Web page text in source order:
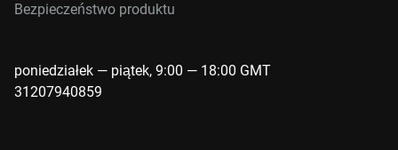
Bezpieczeństwo produktu
poniedziałek — piątek, 9:00 — 18:00 GMT
31207940859